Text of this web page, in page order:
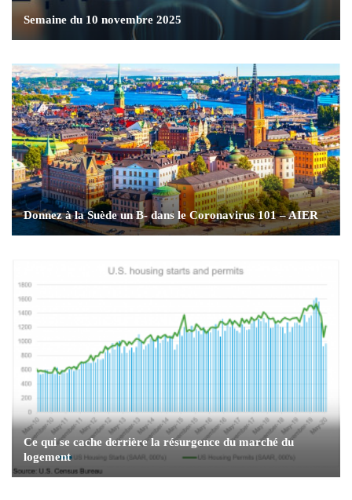
Semaine du 10 novembre 2025
Donnez à la Suède un B- dans le Coronavirus 101 – AIER
Ce qui se cache derrière la résurgence du marché du
logement